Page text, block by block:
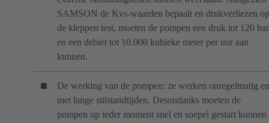
SAMSON de Kvs-waarden bepaalt en drukverliezen op
de kleppen test, moeten de pompen een druk tot 120 bar
en een debiet tot 10.000 kubieke meter per uur aan
kunnen.
De werking van de pompen: ze werken onregelmatig en
met lange stilstandtijden. Desondanks moeten de
pompen op ieder moment snel en soepel gestart kunnen